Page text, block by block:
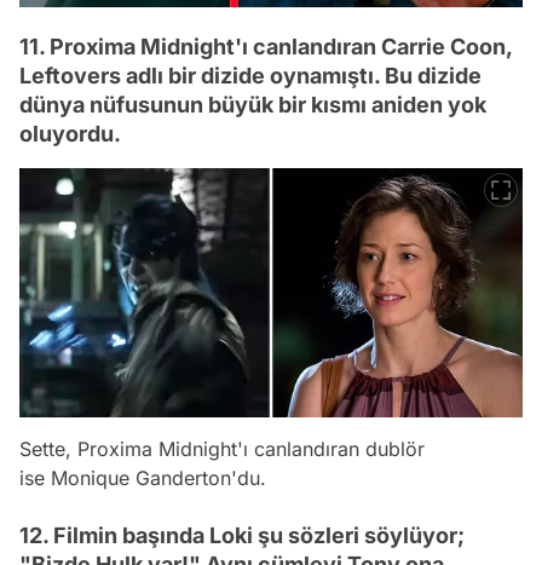
11. Proxima Midnight'ı canlandıran Carrie Coon,
Leftovers adlı bir dizide oynamıştı. Bu dizide
dünya nüfusunun büyük bir kısmı aniden yok
oluyordu.
Sette, Proxima Midnight'ı canlandıran dublör
ise Monique Ganderton'du.
12. Filmin başında Loki şu sözleri söylüyor;